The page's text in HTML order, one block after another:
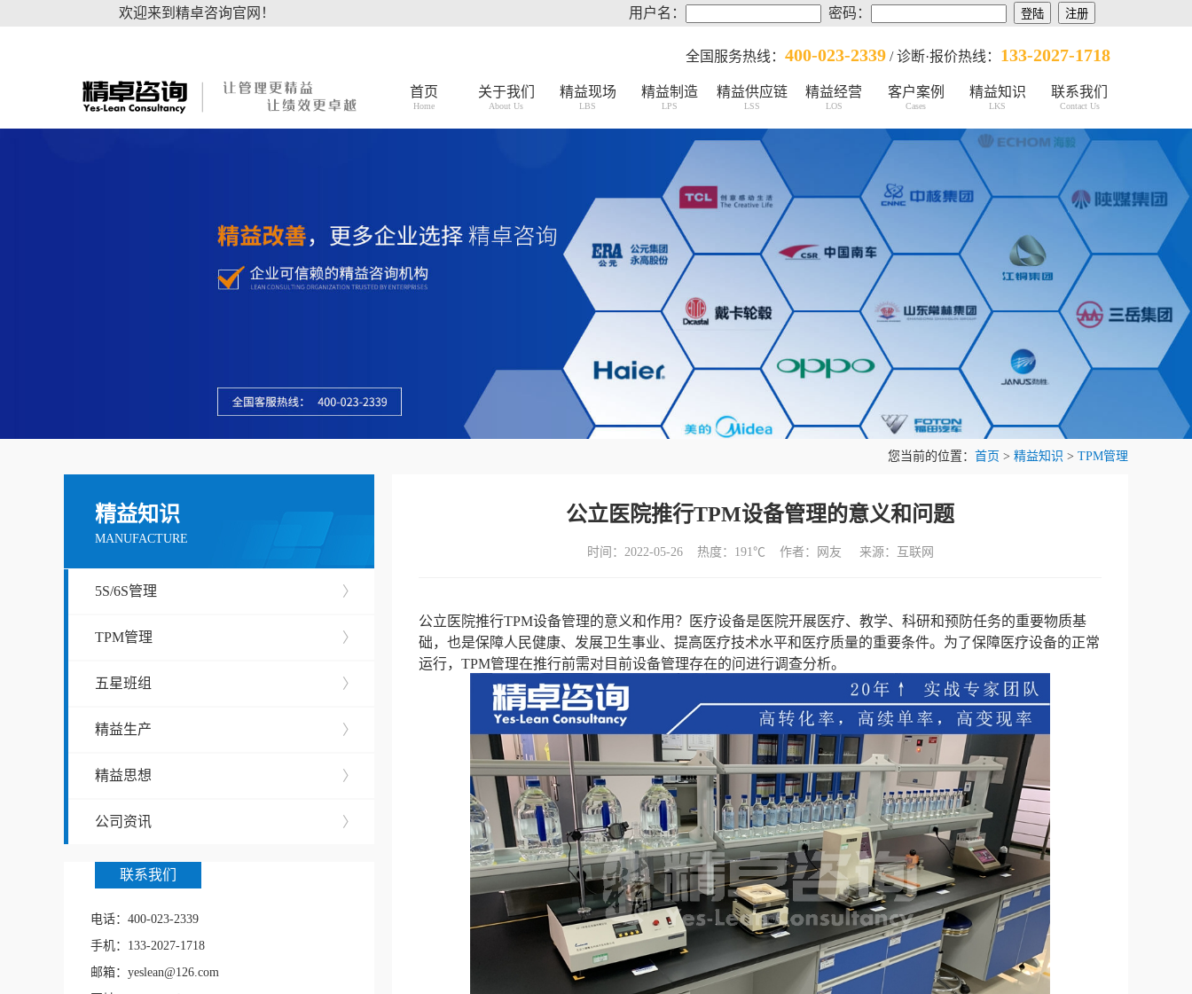
欢迎来到精卓咨询官网！ 用户名： 密码：
全国服务热线： 400-023-2339 / 诊断·报价热线： 133-2027-1718
首页
Home
关于我们
About Us
精益现场
LBS
精益制造
LPS
精益供应链
LSS
精益经营
LOS
客户案例
Cases
精益知识
LKS
联系我们
Contact Us
您当前的位置： 首页 > 精益知识 > TPM管理
精益知识
MANUFACTURE
5S/6S管理 〉
TPM管理 〉
五星班组 〉
精益生产 〉
精益思想 〉
公司资讯 〉
联系我们
电话：400-023-2339
手机：133-2027-1718
邮箱：yeslean@126.com
公立医院推行TPM设备管理的意义和问题
时间：2022-05-26 热度： 191℃ 作者：网友 来源：互联网
公立医院推行TPM设备管理的意义和作用？医疗设备是医院开展医疗、教学、科研和预防任务的重要物质基
础，也是保障人民健康、发展卫生事业、提高医疗技术水平和医疗质量的重要条件。为了保障医疗设备的正常
运行，TPM管理在推行前需对目前设备管理存在的问进行调查分析。